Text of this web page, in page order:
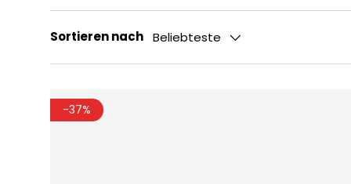
Sortieren nach Beliebteste
-37%